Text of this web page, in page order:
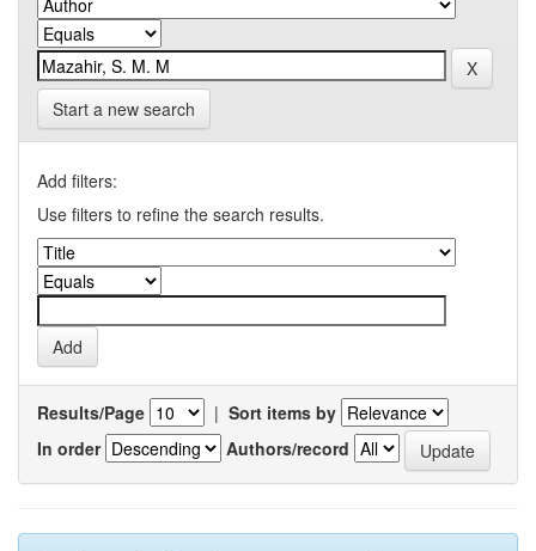
Start a new search
Add filters:
Use filters to refine the search results.
Results/Page | Sort items by
In order
Authors/record